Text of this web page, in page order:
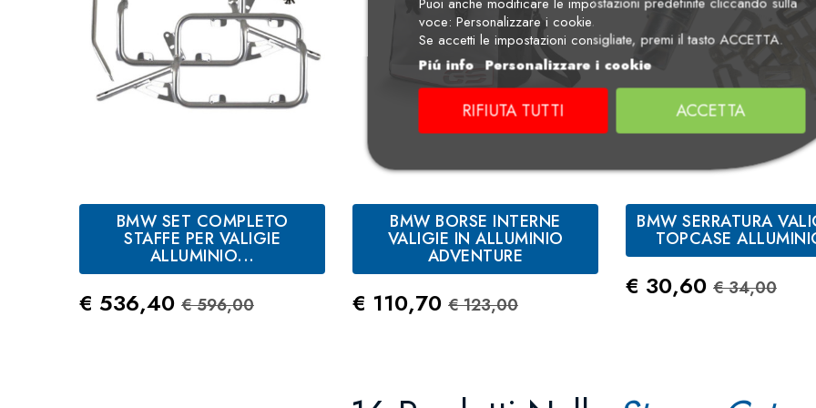
BMW SET COMPLETO
STAFFE PER VALIGIE
ALLUMINIO...
Prezzo
€ 536,40 Prezzo Standard
€ 596,00
BMW BORSE INTERNE
VALIGIE IN ALLUMINIO
ADVENTURE
Prezzo
€ 110,70 Prezzo Standard
€ 123,00
BMW SERRATURA
TOPCASE
Prezzo
€ 30,60 Prezzo
€ 34,00
voce: Personalizzare i cookie.
Se accetti le impostazioni consigliate, premi il tasto ACCETTA.
Piú info Personalizzare i cookie
RIFIUTA TUTTI ACCETTA